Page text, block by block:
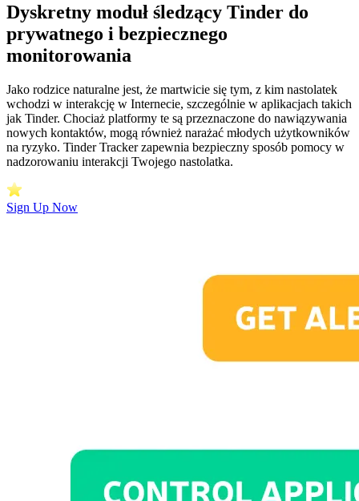
Dyskretny moduł śledzący Tinder do
prywatnego i bezpiecznego
monitorowania
Jako rodzice naturalne jest, że martwicie się tym, z kim nastolatek
wchodzi w interakcję w Internecie, szczególnie w aplikacjach takich
jak Tinder. Chociaż platformy te są przeznaczone do nawiązywania
nowych kontaktów, mogą również narażać młodych użytkowników
na ryzyko. Tinder Tracker zapewnia bezpieczny sposób pomocy w
nadzorowaniu interakcji Twojego nastolatka.
Sign Up Now